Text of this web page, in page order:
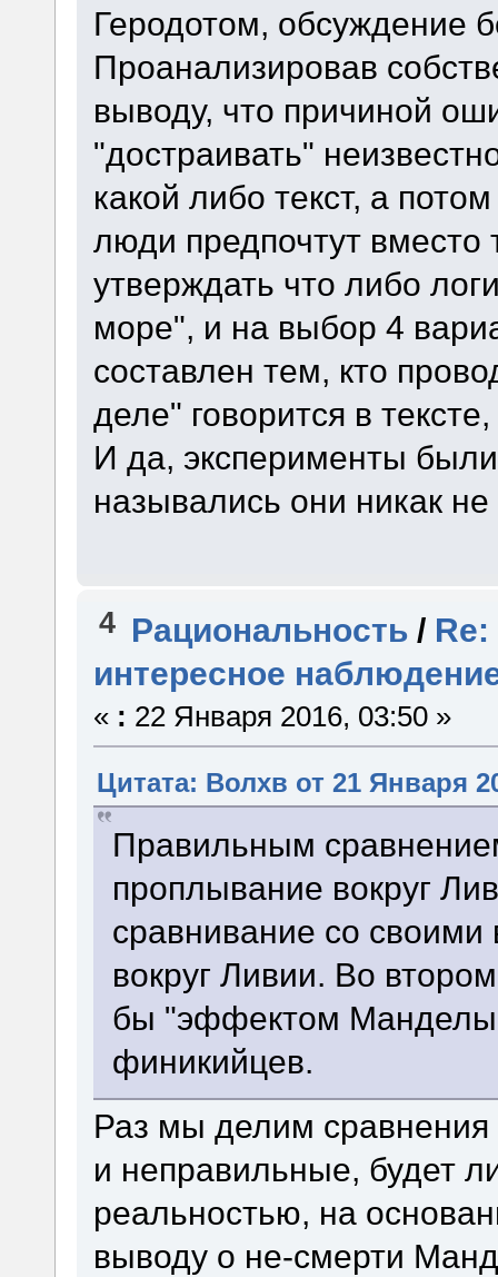
Геродотом, обсуждение
Проанализировав
выводу, что причиной
"достраивать"
какой либо текст, а
люди предпочтут вместо
утверждать что либо
море", и на выбор 4
составлен тем, кто
деле" говорится в
И да, эксперименты
назывались они никак
4 Рациональность /
интересное
« : 22 Января 2016, 03:50 »
Цитата: Волхв от 21 Января
Правильным
проплывание вокруг
сравнивание со
вокруг Ливии. Во
бы "эффектом
финикийцев.
Раз мы делим
и неправильные, будет
реальностью, на
выводу о не-смерти